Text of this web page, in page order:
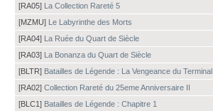
[RA05] La Collection Rareté 5
[MZMU] Le Labyrinthe des Morts
[RA04] La Ruée du Quart de Siècle
[RA03] La Bonanza du Quart de Siècle
[BLTR] Batailles de Légende : La Vengeance du Terminal
[RA02] Collection Rareté du 25eme Anniversaire II
[BLC1] Batailles de Légende : Chapitre 1